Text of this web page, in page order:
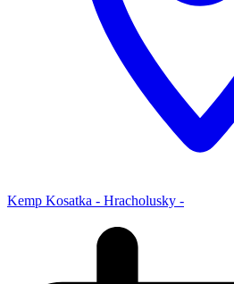
Kemp Kosatka - Hracholusky -